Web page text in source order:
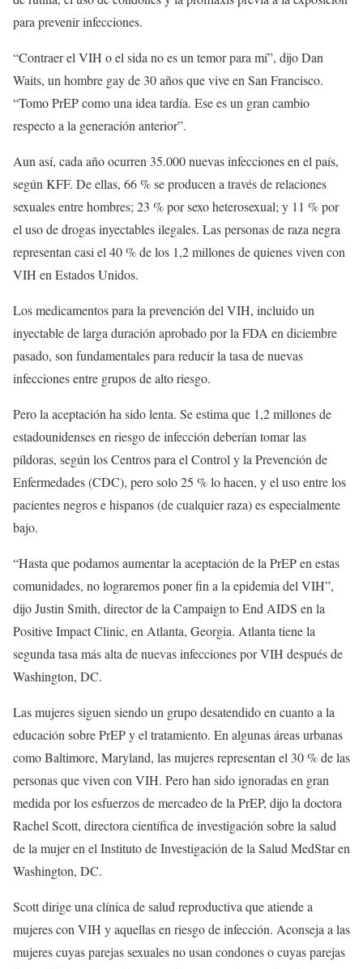
para prevenir infecciones.
“Contraer el VIH o el sida no es un temor para mí”, dijo Dan
Waits, un hombre gay de 30 años que vive en San Francisco.
“Tomo PrEP como una idea tardía. Ese es un gran cambio
respecto a la generación anterior”.
Aun así, cada año ocurren 35.000 nuevas infecciones en el país,
según KFF. De ellas, 66 % se producen a través de relaciones
sexuales entre hombres; 23 % por sexo heterosexual; y 11 % por
el uso de drogas inyectables ilegales. Las personas de raza negra
representan casi el 40 % de los 1,2 millones de quienes viven con
VIH en Estados Unidos.
Los medicamentos para la prevención del VIH, incluido un
inyectable de larga duración aprobado por la FDA en diciembre
pasado, son fundamentales para reducir la tasa de nuevas
infecciones entre grupos de alto riesgo.
Pero la aceptación ha sido lenta. Se estima que 1,2 millones de
estadounidenses en riesgo de infección deberían tomar las
píldoras, según los Centros para el Control y la Prevención de
Enfermedades (CDC), pero solo 25 % lo hacen, y el uso entre los
pacientes negros e hispanos (de cualquier raza) es especialmente
bajo.
“Hasta que podamos aumentar la aceptación de la PrEP en estas
comunidades, no lograremos poner fin a la epidemia del VIH”,
dijo Justin Smith, director de la Campaign to End AIDS en la
Positive Impact Clinic, en Atlanta, Georgia. Atlanta tiene la
segunda tasa más alta de nuevas infecciones por VIH después de
Washington, DC.
Las mujeres siguen siendo un grupo desatendido en cuanto a la
educación sobre PrEP y el tratamiento. En algunas áreas urbanas
como Baltimore, Maryland, las mujeres representan el 30 % de las
personas que viven con VIH. Pero han sido ignoradas en gran
medida por los esfuerzos de mercadeo de la PrEP, dijo la doctora
Rachel Scott, directora científica de investigación sobre la salud
de la mujer en el Instituto de Investigación de la Salud MedStar en
Washington, DC.
Scott dirige una clínica de salud reproductiva que atiende a
mujeres con VIH y aquellas en riesgo de infección. Aconseja a las
mujeres cuyas parejas sexuales no usan condones o cuyas parejas